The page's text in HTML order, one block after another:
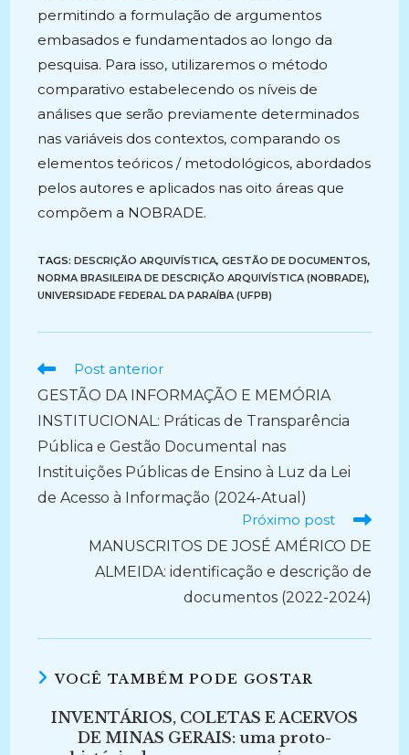
permitindo a formulação de argumentos
embasados e fundamentados ao longo da
pesquisa. Para isso, utilizaremos o método
comparativo estabelecendo os níveis de
análises que serão previamente determinados
nas variáveis dos contextos, comparando os
elementos teóricos / metodológicos, abordados
pelos autores e aplicados nas oito áreas que
compõem a NOBRADE.
TAGS:DESCRIÇÃO ARQUIVÍSTICA, GESTÃO DE DOCUMENTOS,
NORMA BRASILEIRA DE DESCRIÇÃO ARQUIVÍSTICA (NOBRADE),
UNIVERSIDADE FEDERAL DA PARAÍBA (UFPB)
Ler
artigos
Post anterior
GESTÃO DA INFORMAÇÃO E MEMÓRIA
INSTITUCIONAL: Práticas de Transparência
Pública e Gestão Documental nas
Instituições Públicas de Ensino à Luz da Lei
de Acesso à Informação (2024-Atual)
Próximo post
MANUSCRITOS DE JOSÉ AMÉRICO DE
ALMEIDA: identificação e descrição de
documentos (2022-2024)
VOCÊ TAMBÉM PODE GOSTAR
INVENTÁRIOS, COLETAS E ACERVOS
DE MINAS GERAIS: uma proto-